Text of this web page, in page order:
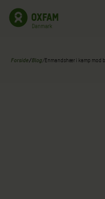
Spring
Forside/Blog/Enmandshær i kamp mod